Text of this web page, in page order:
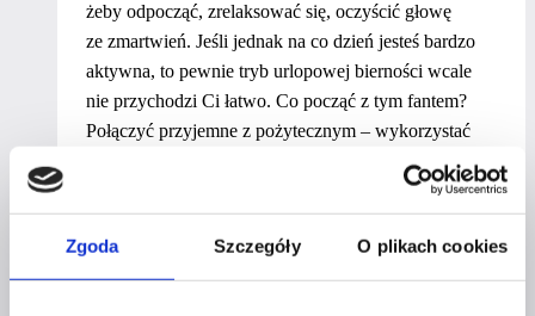
Zgoda Szczegóły O plikach cookies
żeby odpocząć, zrelaksować się, oczyścić głowę
ze zmartwień. Jeśli jednak na co dzień jesteś bardzo
aktywna, to pewnie tryb urlopowej bierności wcale
nie przychodzi Ci łatwo. Co począć z tym fantem?
Połączyć przyjemne z pożytecznym – wykorzystać
Dowiedz się więcej
mocy,